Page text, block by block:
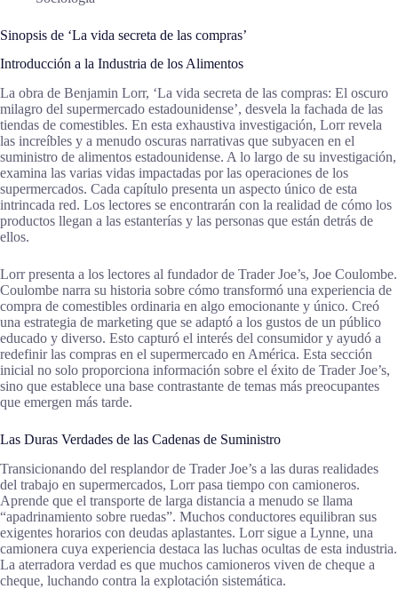
Sinopsis de ‘La vida secreta de las compras’
Introducción a la Industria de los Alimentos
La obra de Benjamin Lorr, ‘La vida secreta de las compras: El oscuro
milagro del supermercado estadounidense’, desvela la fachada de las
tiendas de comestibles. En esta exhaustiva investigación, Lorr revela
las increíbles y a menudo oscuras narrativas que subyacen en el
suministro de alimentos estadounidense. A lo largo de su investigación,
examina las varias vidas impactadas por las operaciones de los
supermercados. Cada capítulo presenta un aspecto único de esta
intrincada red. Los lectores se encontrarán con la realidad de cómo los
productos llegan a las estanterías y las personas que están detrás de
ellos.
Lorr presenta a los lectores al fundador de Trader Joe’s, Joe Coulombe.
Coulombe narra su historia sobre cómo transformó una experiencia de
compra de comestibles ordinaria en algo emocionante y único. Creó
una estrategia de marketing que se adaptó a los gustos de un público
educado y diverso. Esto capturó el interés del consumidor y ayudó a
redefinir las compras en el supermercado en América. Esta sección
inicial no solo proporciona información sobre el éxito de Trader Joe’s,
sino que establece una base contrastante de temas más preocupantes
que emergen más tarde.
Las Duras Verdades de las Cadenas de Suministro
Transicionando del resplandor de Trader Joe’s a las duras realidades
del trabajo en supermercados, Lorr pasa tiempo con camioneros.
Aprende que el transporte de larga distancia a menudo se llama
“apadrinamiento sobre ruedas”. Muchos conductores equilibran sus
exigentes horarios con deudas aplastantes. Lorr sigue a Lynne, una
camionera cuya experiencia destaca las luchas ocultas de esta industria.
La aterradora verdad es que muchos camioneros viven de cheque a
cheque, luchando contra la explotación sistemática.